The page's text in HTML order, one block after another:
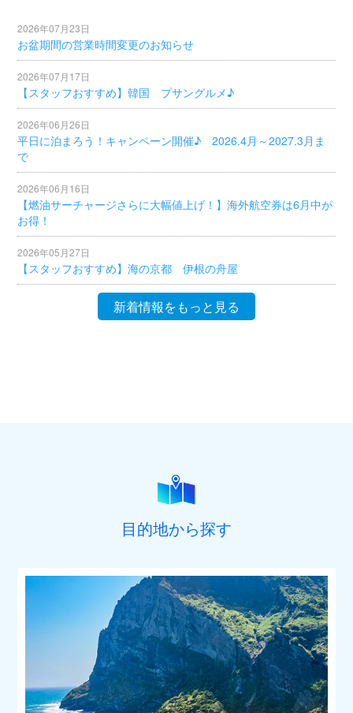
2026年07月23日
お盆期間の営業時間変更のお知らせ
2026年07月17日
【スタッフおすすめ】韓国 プサングルメ♪
2026年06月26日
平日に泊まろう！キャンペーン開催♪ 2026.4月～2027.3月ま
で
2026年06月16日
【燃油サーチャージさらに大幅値上げ！】海外航空券は6月中が
お得！
2026年05月27日
【スタッフおすすめ】海の京都 伊根の舟屋
新着情報をもっと見る
目的地から探す